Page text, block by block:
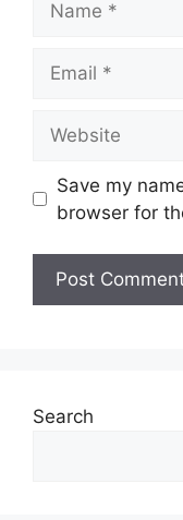
Save my
browser for
Search